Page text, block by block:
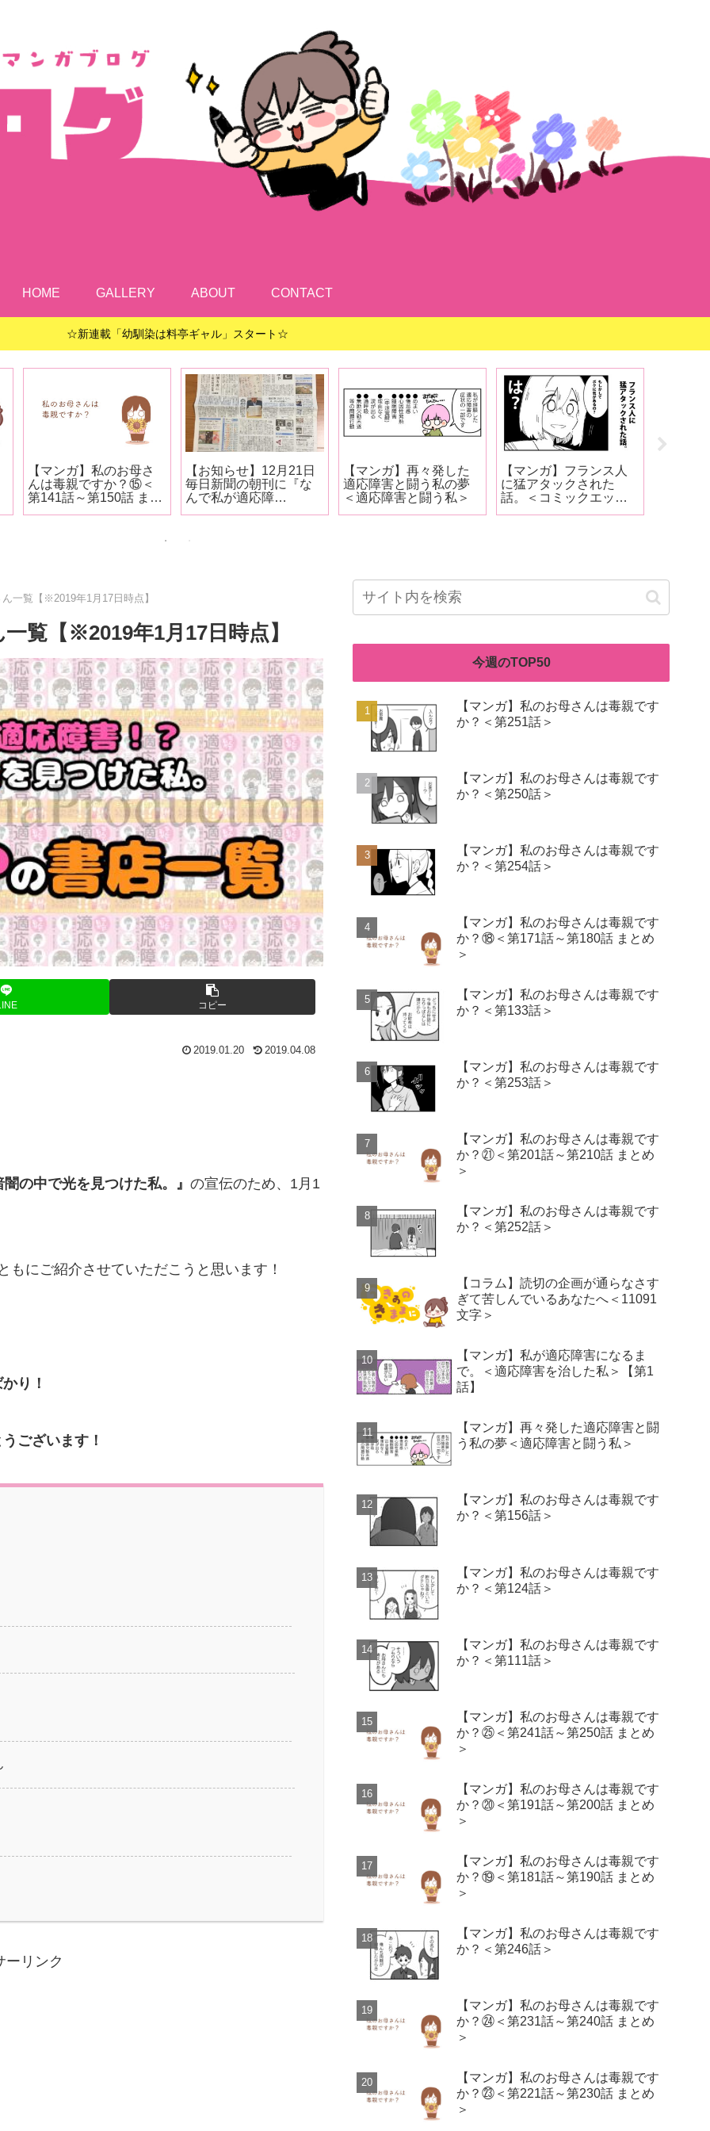
HOME GALLERY ABOUT CONTACT
☆新連載「幼馴染は料亭ギャル」スタート☆
【マンガ】私のお母さ
んは毒親ですか？⑮＜
第141話～第150話 まと
【お知らせ】12月21日
毎日新聞の朝刊に『な
んで私が適応障
【マンガ】再々発した
適応障害と闘う私の夢
＜適応障害と闘う私＞
【マンガ】フランス人
に猛アタックされた
話。＜コミックエッセ
一覧【※2019年1月17日時点】
覧【※2019年1月17日時点】
コピー
2019.01.20 2019.04.08
の中で光を見つけた私。』 の宣伝のため、1月1
にご紹介させていただこうと思います！
り！
ございます！
ーリンク
今週のTOP50
【マンガ】私のお母さんは毒親です
か？＜第251話＞
【マンガ】私のお母さんは毒親です
か？＜第250話＞
【マンガ】私のお母さんは毒親です
か？＜第254話＞
【マンガ】私のお母さんは毒親です
か？⑱＜第171話～第180話 まとめ
＞
【マンガ】私のお母さんは毒親です
か？＜第133話＞
【マンガ】私のお母さんは毒親です
か？＜第253話＞
【マンガ】私のお母さんは毒親です
か？㉑＜第201話～第210話 まとめ
＞
【マンガ】私のお母さんは毒親です
か？＜第252話＞
【コラム】読切の企画が通らなさす
ぎて苦しんでいるあなたへ＜11091
文字＞
【マンガ】私が適応障害になるま
で。＜適応障害を治した私＞【第1
話】
【マンガ】再々発した適応障害と闘
う私の夢＜適応障害と闘う私＞
【マンガ】私のお母さんは毒親です
か？＜第156話＞
【マンガ】私のお母さんは毒親です
か？＜第124話＞
【マンガ】私のお母さんは毒親です
か？＜第111話＞
【マンガ】私のお母さんは毒親です
か？㉕＜第241話～第250話 まとめ
＞
【マンガ】私のお母さんは毒親です
か？⑳＜第191話～第200話 まとめ
＞
【マンガ】私のお母さんは毒親です
か？⑲＜第181話～第190話 まとめ
＞
【マンガ】私のお母さんは毒親です
か？＜第246話＞
【マンガ】私のお母さんは毒親です
か？㉔＜第231話～第240話 まとめ
＞
【マンガ】私のお母さんは毒親です
か？㉓＜第221話～第230話 まとめ
＞